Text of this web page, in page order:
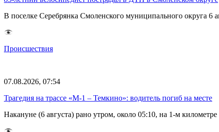
В поселке Серебрянка Смоленского муниципального округа 6
Происшествия
07.08.2026, 07:54
Трагедия на трассе «М-1 – Темкино»: водитель погиб на месте
Накануне (6 августа) рано утром, около 05:10, на 1-м